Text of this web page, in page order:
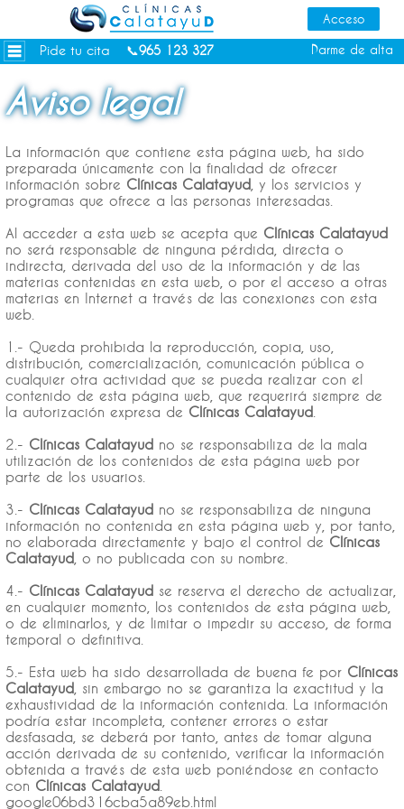
Pide tu cita 📞965 123 327 Darme de alta
Dietas personalizadas
Tratamientos Corporales
Depilación Láser Alicante
Tienda
Consejos de salud
Aviso legal
La información que contiene esta página web, ha sido
preparada únicamente con la finalidad de ofrecer
información sobre Clínicas Calatayud
, y los servicios y
programas que ofrece a las personas interesadas.
Al acceder a esta web se acepta que Clínicas Calatayud
no será responsable de ninguna pérdida, directa o
indirecta, derivada del uso de la información y de las
materias contenidas en esta web, o por el acceso a otras
materias en Internet a través de las conexiones con esta
web.
1.- Queda prohibida la reproducción, copia, uso,
distribución, comercialización, comunicación pública o
cualquier otra actividad que se pueda realizar con el
contenido de esta página web, que requerirá siempre de
la autorización expresa de Clínicas Calatayud
2.- Clínicas Calatayud no se responsabiliza de la mala
utilización de los contenidos de esta página web por
parte de los usuarios.
3.- Clínicas Calatayud no se responsabiliza de ninguna
información no contenida en esta página web y, por tanto,
no elaborada directamente y bajo el control de Clínicas
Calatayud
, o no publicada con su nombre.
4.- Clínicas Calatayud se reserva el derecho de actualizar,
en cualquier momento, los contenidos de esta página web,
o de eliminarlos, y de limitar o impedir su acceso, de forma
temporal o definitiva.
5.- Esta web ha sido desarrollada de buena fe por Clínicas
Calatayud
, sin embargo no se garantiza la exactitud y la
exhaustividad de la información contenida. La información
podría estar incompleta, contener errores o estar
desfasada, se deberá por tanto, antes de tomar alguna
acción derivada de su contenido, verificar la información
obtenida a través de esta web poniéndose en contacto
con Clínicas Calatayud
google06bd316cba5a89eb.html